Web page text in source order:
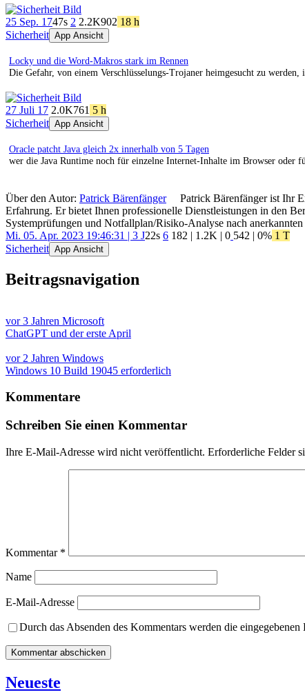
25 Sep. 1747s 2 2.2K902 18 h
Sicherheit App Ansicht
Locky und die Word-Makros stark im Rennen
Die Gefahr, von einem Verschlüsselungs-Trojaner heimgesucht zu
27 Juli 17 2.0K761 5 h
Sicherheit App Ansicht
Oracle patcht Java gleich 2x innerhalb von 5 Tagen
wer die Java Runtime noch für einzelne Internet-Inhalte im Browser oder
Über den Autor: Patrick Bärenfänger
Patrick Bärenfänger ist Ihr
Erfahrung. Er bietet Ihnen professionelle Dienstleistungen in den
Systemprüfungen und Notfallplan/Risiko-Analyse nach
Mi. 05. Apr. 2023 19:46:31 | 3 J22s 6 182 | 1.2K | 0 542 | 0% 1 T
Sicherheit App Ansicht
Beitragsnavigation
vor 3 Jahren Microsoft
ChatGPT und der erste April
vor 2 Jahren Windows
Windows 10 Build 19045 erforderlich
Kommentare
Schreiben Sie einen Kommentar
Ihre E-Mail-Adresse wird nicht veröffentlicht. Erforderliche Felder
Kommentar *
Name
E-Mail-Adresse
Durch das Absenden des Kommentars werden die
Neueste